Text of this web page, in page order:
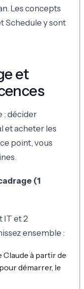
Les concepts
Schedule y sont
et
: décider
et acheter les
point, vous
(1
IT et 2
ensemble :
Claude à partir de
démarrer, le